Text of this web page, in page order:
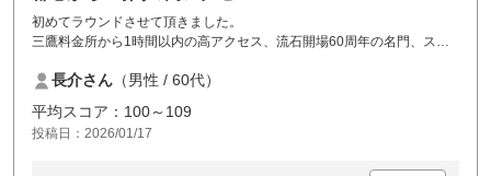
初めてラウンドさせて頂きました。
三鷹料金所から1時間以内の高アクセス、流石開場60周年の名門、スタ
是非またプレイしたいです。
長介さん （男性 / 60代）
平均スコア：100～109
投稿日：2026/01/17